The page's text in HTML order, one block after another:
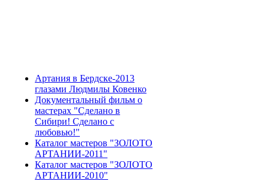
Артания в Бердске-2013
глазами Людмилы Ковенко
Документальный фильм о
мастерах "Сделано в
Сибири! Сделано с
любовью!"
Каталог мастеров "ЗОЛОТО
АРТАНИИ-2011"
Каталог мастеров "ЗОЛОТО
АРТАНИИ-2010"